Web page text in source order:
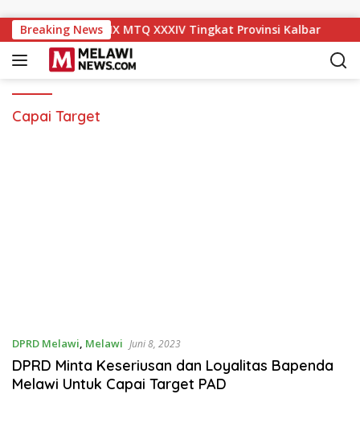
Breaking News
ke Peringkat IX MTQ XXXIV Tingkat Provinsi Kalbar
Capai Target
DPRD Melawi, Melawi Juni 8, 2023
DPRD Minta Keseriusan dan Loyalitas Bapenda
Melawi Untuk Capai Target PAD